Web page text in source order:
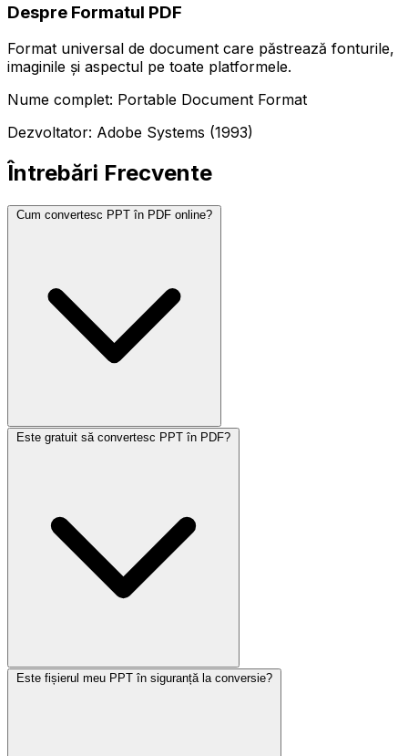
Despre Formatul PDF
Format universal de document care păstrează fonturile,
imaginile și aspectul pe toate platformele.
Nume complet: Portable Document Format
Dezvoltator: Adobe Systems (1993)
Întrebări Frecvente
Cum convertesc PPT în PDF online?
Este gratuit să convertesc PPT în PDF?
Este fișierul meu PPT în siguranță la conversie?